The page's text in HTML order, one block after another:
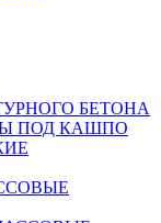
БЕТОНА
ПОД КАШПО